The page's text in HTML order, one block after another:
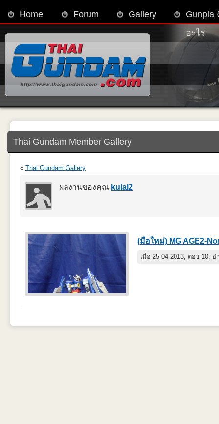
Home Forum Gallery
Gunpla
อะไร
Thai Gundam Member Gallery
« Thai Gundam Gallery
ผลงานของคุณ kulal2
(มือใหม่) MG AGE2-
เมื่อ 25-04-2013, ตอบ 10, อ่